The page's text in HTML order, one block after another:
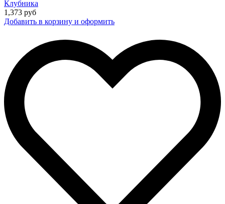
Клубника
1,373 руб
Добавить в корзину и оформить